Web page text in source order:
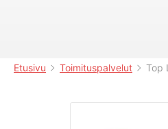
Etusivu Toimituspalvelut Top